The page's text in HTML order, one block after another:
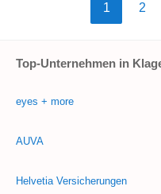
1 2
Top-Unternehmen in
eyes + more
AUVA
Helvetia Versicherungen